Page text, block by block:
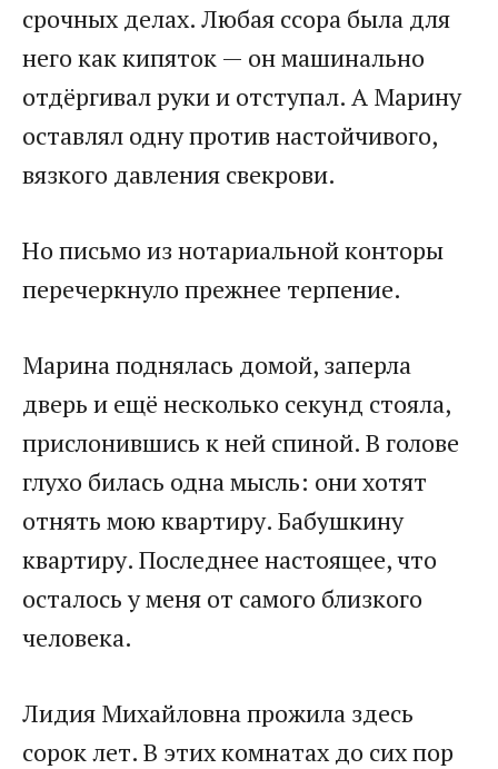
срочных делах. Любая ссора была для
него как кипяток — он машинально
отдёргивал руки и отступал. А Марину
оставлял одну против настойчивого,
вязкого давления свекрови.
Но письмо из нотариальной конторы
перечеркнуло прежнее терпение.
Марина поднялась домой, заперла
дверь и ещё несколько секунд стояла,
прислонившись к ней спиной. В голове
глухо билась одна мысль: они хотят
отнять мою квартиру. Бабушкину
квартиру. Последнее настоящее, что
осталось у меня от самого близкого
человека.
Лидия Михайловна прожила здесь
сорок лет. В этих комнатах до сих пор